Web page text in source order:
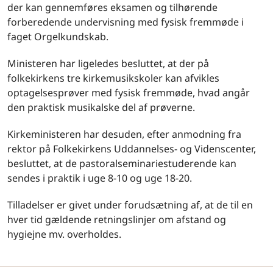
der kan gennemføres eksamen og tilhørende
forberedende undervisning med fysisk fremmøde i
faget Orgelkundskab.
Ministeren har ligeledes besluttet, at der på
folkekirkens tre kirkemusikskoler kan afvikles
optagelsesprøver med fysisk fremmøde, hvad angår
den praktisk musikalske del af prøverne.
Kirkeministeren har desuden, efter anmodning fra
rektor på Folkekirkens Uddannelses- og Videnscenter,
besluttet, at de pastoralseminariestuderende kan
sendes i praktik i uge 8-10 og uge 18-20.
Tilladelser er givet under forudsætning af, at de til en
hver tid gældende retningslinjer om afstand og
hygiejne mv. overholdes.